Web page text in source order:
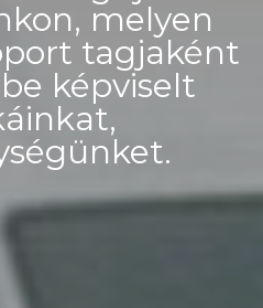
melyen
tagjaként
képviselt